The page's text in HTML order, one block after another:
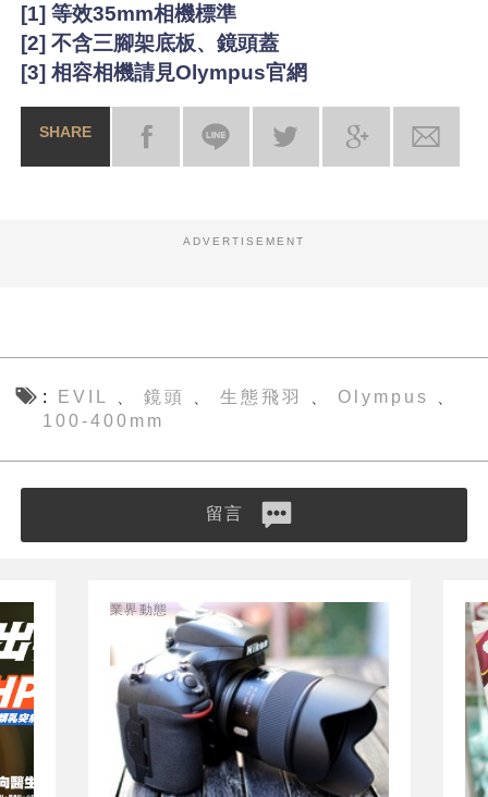
[1] 等效35mm相機標準
[2] 不含三腳架底板、鏡頭蓋
[3] 相容相機請見Olympus官網
SHARE
ADVERTISEMENT
EVIL 鏡頭 生態飛羽 Olympus
100-400mm
留言
業界動態